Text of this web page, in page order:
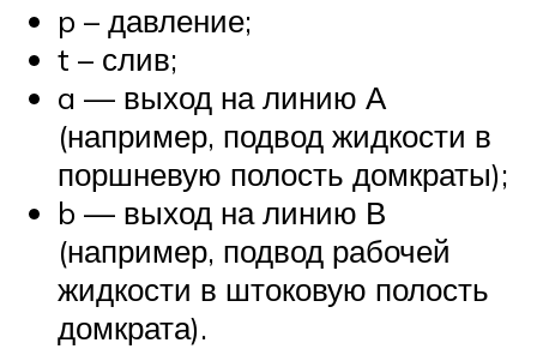
p – давление;
t – слив;
a — выход на линию А
(например, подвод жидкости в
поршневую полость домкраты);
b — выход на линию В
(например, подвод рабочей
жидкости в штоковую полость
домкрата).